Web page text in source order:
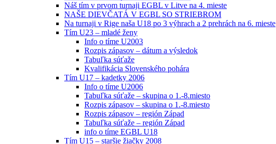
Náš tím v prvom turnaji EGBL v Litve na 4. mieste
NAŠE DIEVČATÁ V EGBL SO STRIEBROM
Na turnaji v Rige naša U18 po 3 výhrach a 2 prehrách na 6. mieste
Tím U23 – mladé ženy
Info o tíme U2003
Rozpis zápasov – dátum a výsledok
Tabuľka súťaže
Kvalifikácia Slovenského pohára
Tím U17 – kadetky 2006
Info o tíme U2006
Tabuľka súťaže – skupina o 1.-8.miesto
Rozpis zápasov – skupina o 1.-8.miesto
Rozpis zápasov – región Západ
Tabuľka súťaže – región Západ
info o tíme EGBL U18
Tím U15 – staršie žiačky 2008